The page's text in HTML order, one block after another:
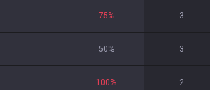
75% 3
50% 3
100% 2